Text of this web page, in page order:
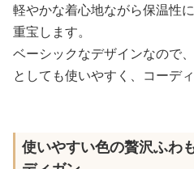
軽やかな着心地ながら保温性
重宝します。
ベーシックなデザインなので
としても使いやすく、コーデ
使いやすい色の贅沢ふわ